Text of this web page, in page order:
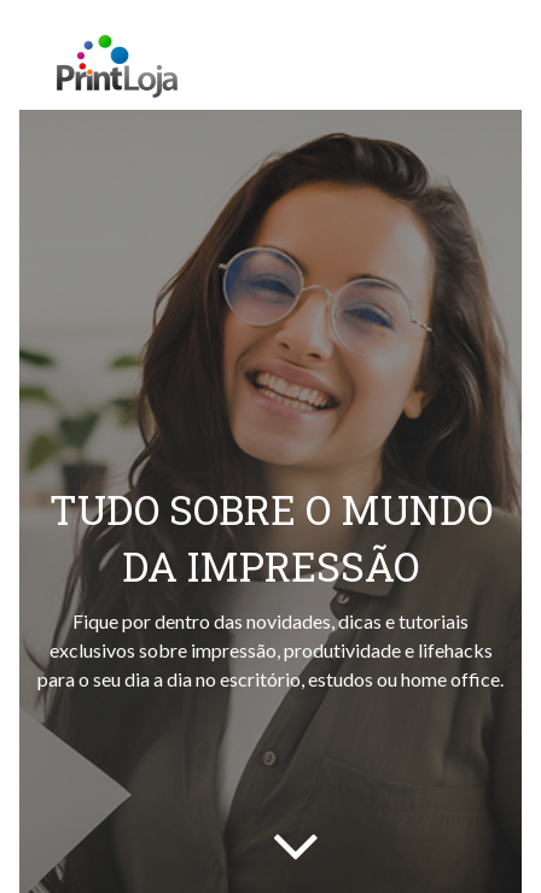
TUDO SOBRE O MUNDO
DA IMPRESSÃO
Fique por dentro das novidades, dicas e tutoriais
exclusivos sobre impressão, produtividade e lifehacks
para o seu dia a dia no escritório, estudos ou home office.